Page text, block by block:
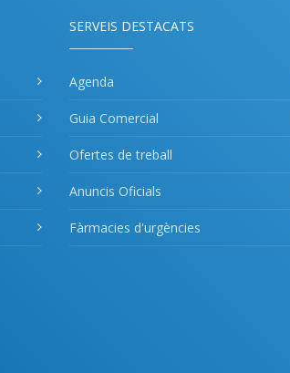
SERVEIS DESTACATS
Agenda
Guia Comercial
Ofertes de treball
Anuncis Oficials
Fàrmacies d'urgències